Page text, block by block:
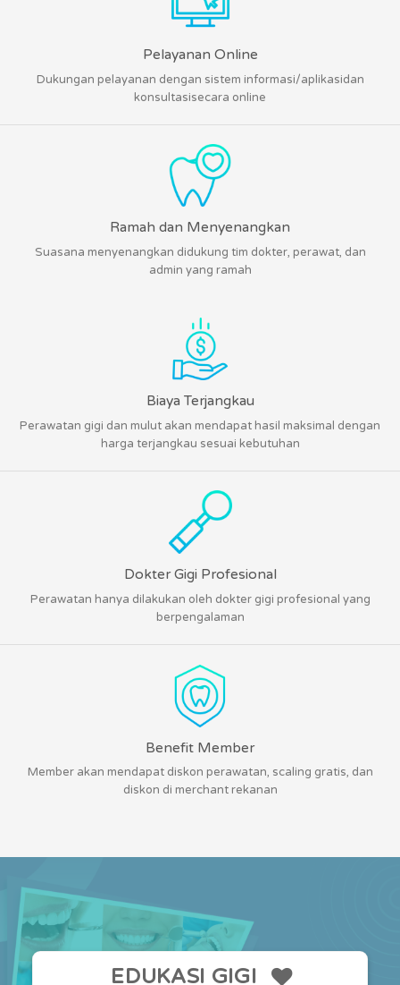
Pelayanan Online
Dukungan pelayanan dengan sistem informasi/aplikasidan
konsultasisecara online
Ramah dan Menyenangkan
Suasana menyenangkan didukung tim dokter, perawat, dan
admin yang ramah
Biaya Terjangkau
Perawatan gigi dan mulut akan mendapat hasil maksimal dengan
harga terjangkau sesuai kebutuhan
Dokter Gigi Profesional
Perawatan hanya dilakukan oleh dokter gigi profesional yang
berpengalaman
Benefit Member
Member akan mendapat diskon perawatan, scaling gratis, dan
diskon di merchant rekanan
EDUKASI GIGI